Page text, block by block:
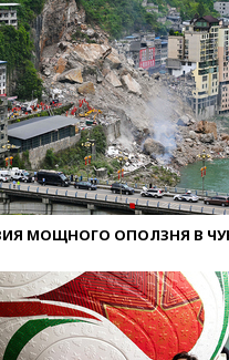
МОЩНОГО ОПОЛЗНЯ В